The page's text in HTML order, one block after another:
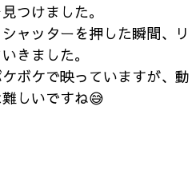
つけました。
ャッターを押した瞬間、リ
きました。
ボケで映っていますが、動
しいですね😅